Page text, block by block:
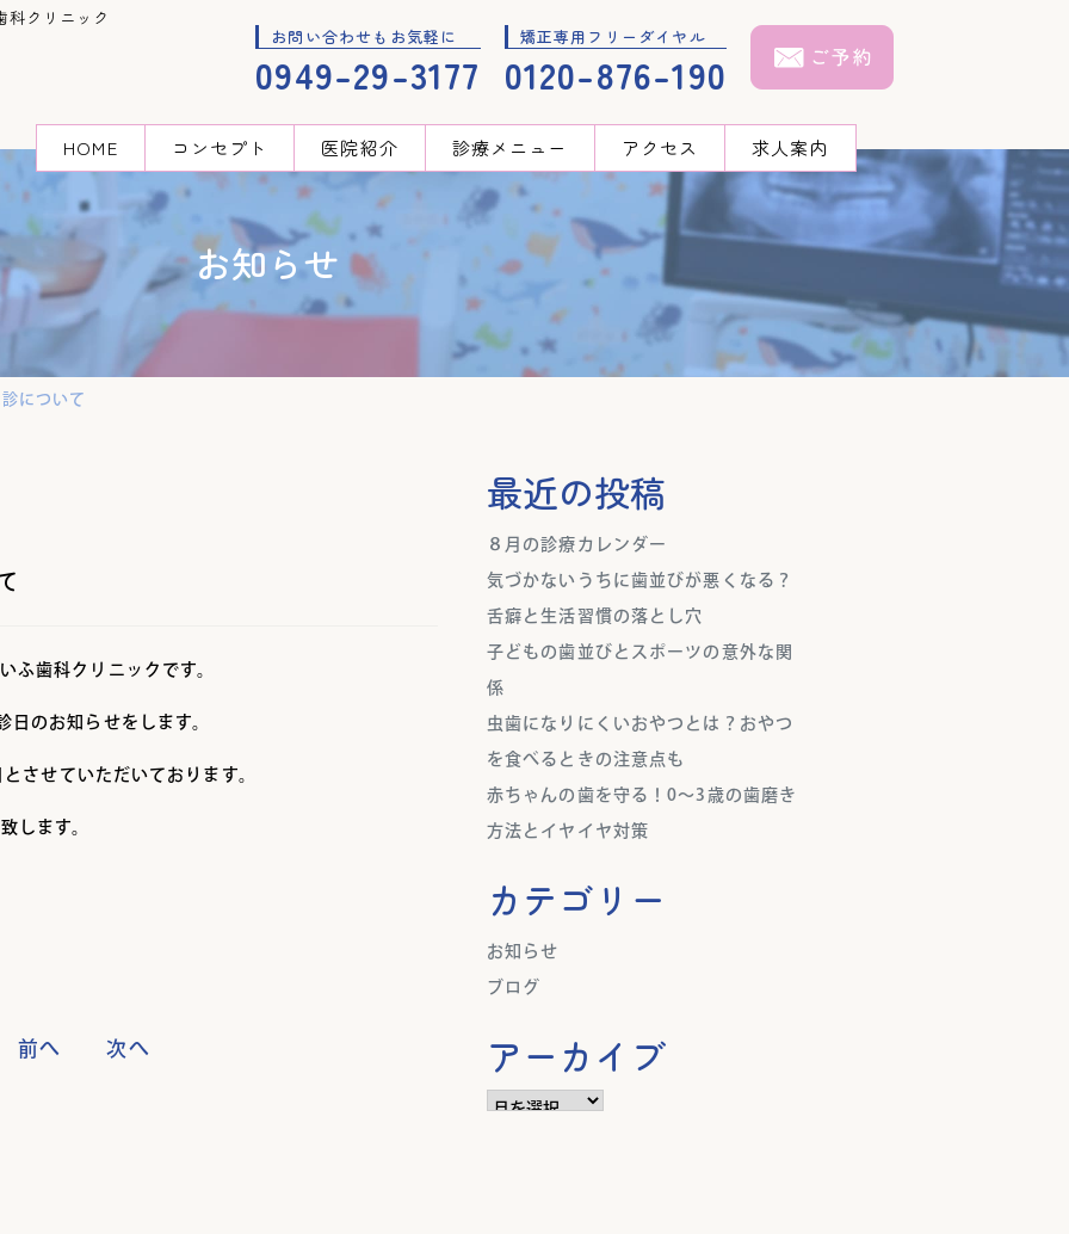
科クリニック
お問い合わせもお気軽に
0949-29-3177
矯正専用フリーダイヤル
0120-876-190
HOME コンセプト 医院紹介 診療メニュー アクセス 求人案内
お知らせ
について
ふ歯科クリニックです。
日のお知らせをします。
させていただいております。
します。
前へ 次へ
最近の投稿
８月の診療カレンダー
気づかないうちに歯並びが悪くなる？
舌癖と生活習慣の落とし穴
子どもの歯並びとスポーツの意外な関
係
虫歯になりにくいおやつとは？おやつ
を食べるときの注意点も
赤ちゃんの歯を守る！0～3歳の歯磨き
方法とイヤイヤ対策
カテゴリー
お知らせ
ブログ
アーカイブ
ア